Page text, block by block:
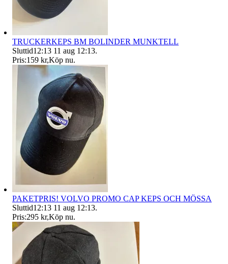
TRUCKERKEPS BM BOLINDER MUNKTELL
Sluttid12:13 11 aug 12:13.
Pris:159 kr,Köp nu.
PAKETPRIS! VOLVO PROMO CAP KEPS OCH MÖSSA
Sluttid12:13 11 aug 12:13.
Pris:295 kr,Köp nu.